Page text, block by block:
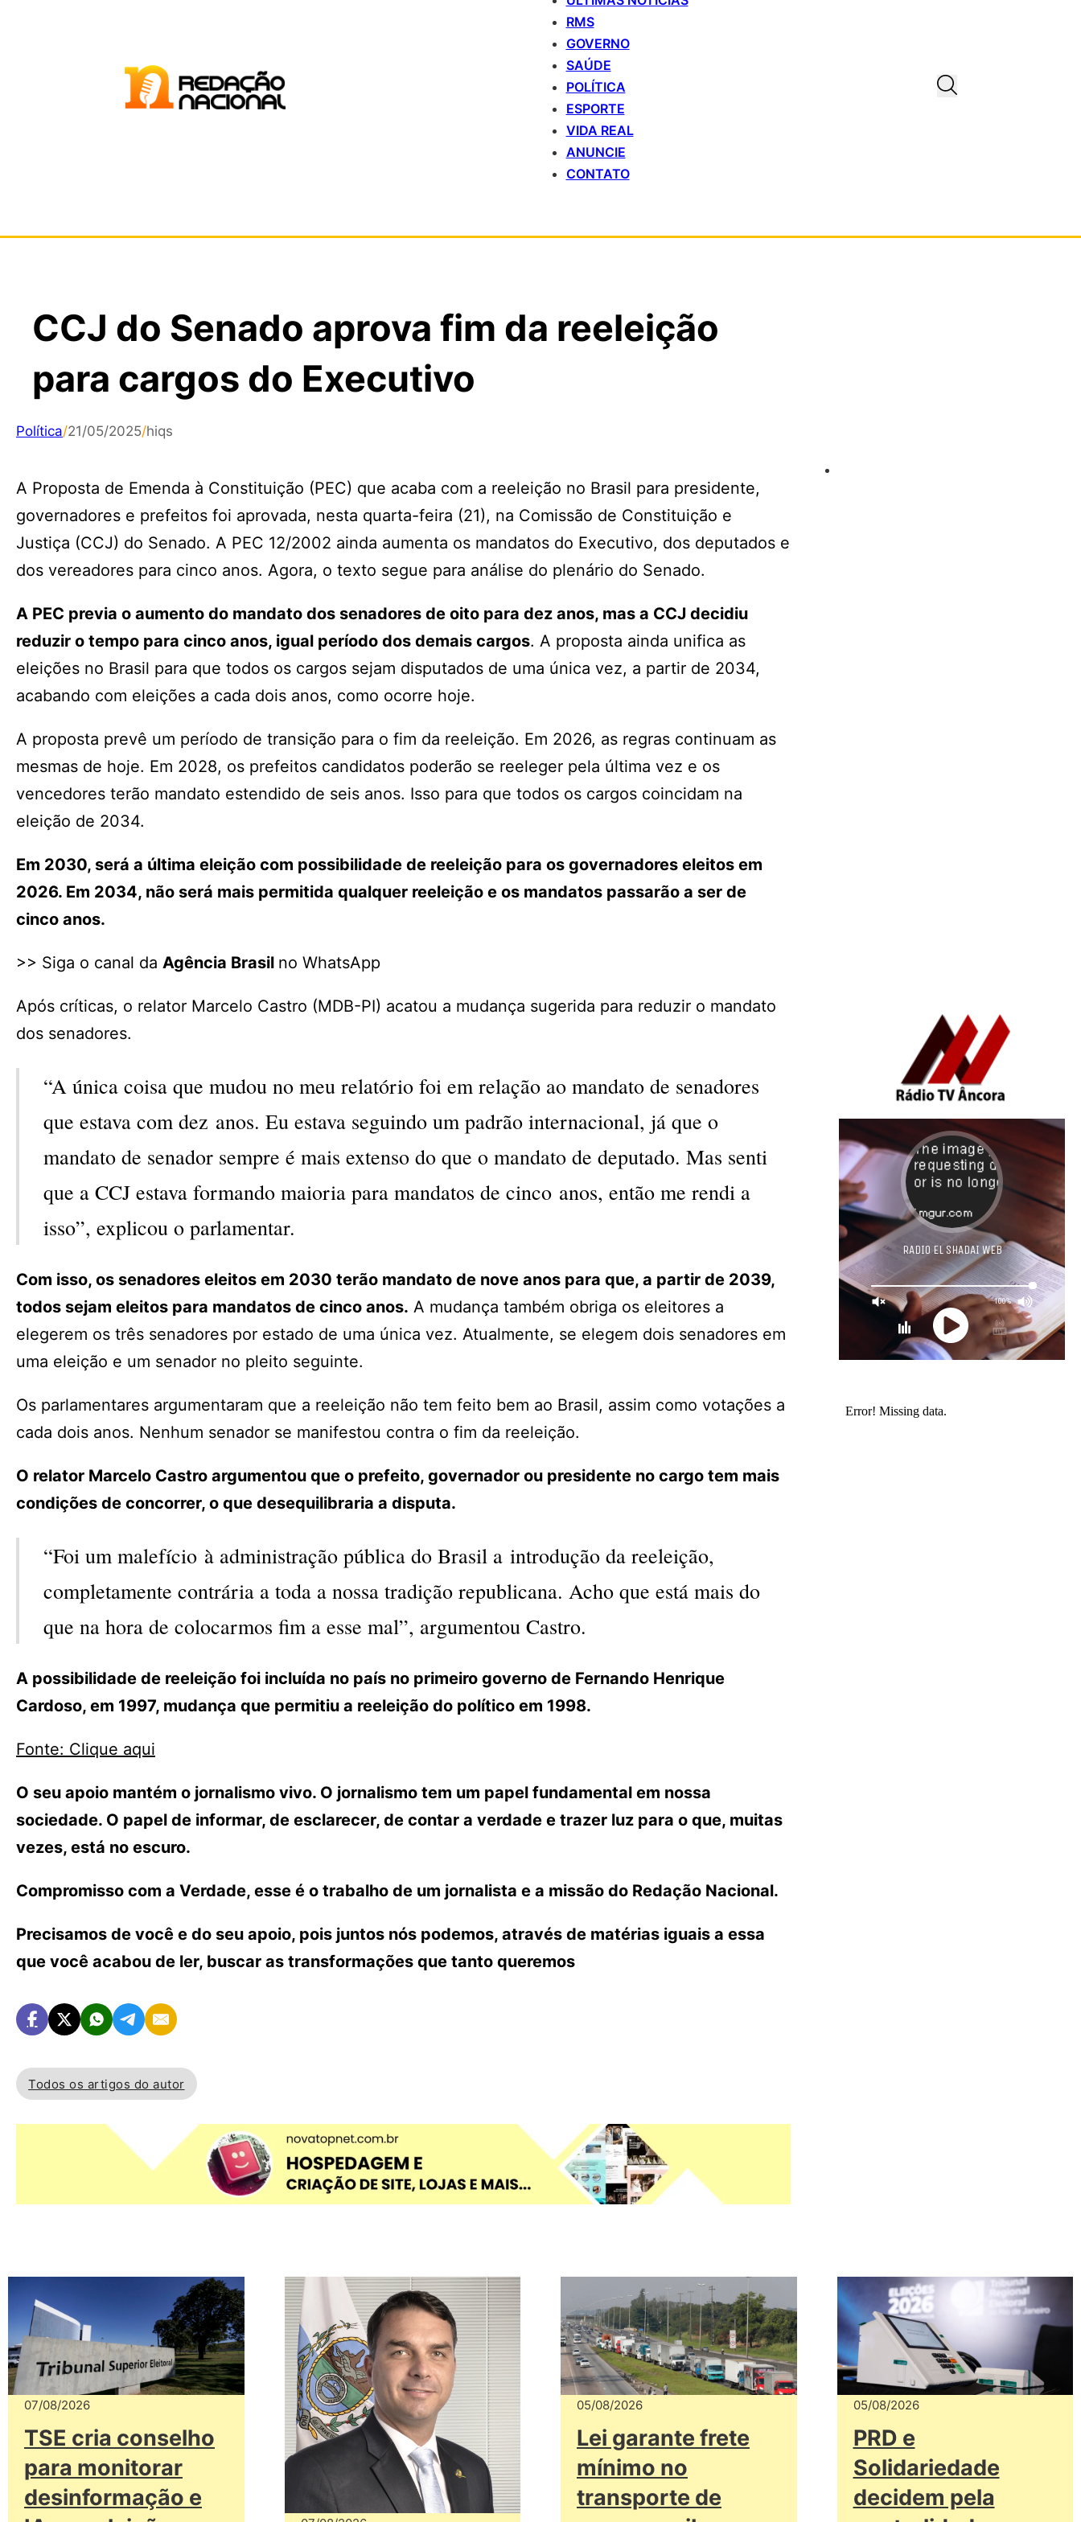
RMS
GOVERNO
SAÚDE
POLÍTICA
ESPORTE
VIDA REAL
ANUNCIE
CONTATO
CCJ do Senado aprova fim da reeleição
para cargos do Executivo
Política/21/05/2025/hiqs
A Proposta de Emenda à Constituição (PEC) que acaba com a reeleição no Brasil para presidente,
governadores e prefeitos foi aprovada, nesta quarta-feira (21), na Comissão de Constituição e
Justiça (CCJ) do Senado. A PEC 12/2002 ainda aumenta os mandatos do Executivo, dos deputados e
dos vereadores para cinco anos. Agora, o texto segue para análise do plenário do Senado.
A PEC previa o aumento do mandato dos senadores de oito para dez anos, mas a CCJ decidiu
reduzir o tempo para cinco anos, igual período dos demais cargos. A proposta ainda unifica as
eleições no Brasil para que todos os cargos sejam disputados de uma única vez, a partir de 2034,
acabando com eleições a cada dois anos, como ocorre hoje.
A proposta prevê um período de transição para o fim da reeleição. Em 2026, as regras continuam as
mesmas de hoje. Em 2028, os prefeitos candidatos poderão se reeleger pela última vez e os
vencedores terão mandato estendido de seis anos. Isso para que todos os cargos coincidam na
eleição de 2034.
Em 2030, será a última eleição com possibilidade de reeleição para os governadores eleitos em
2026. Em 2034, não será mais permitida qualquer reeleição e os mandatos passarão a ser de
cinco anos.
>> Siga o canal da Agência Brasil no WhatsApp
Após críticas, o relator Marcelo Castro (MDB-PI) acatou a mudança sugerida para reduzir o mandato
dos senadores.
“A única coisa que mudou no meu relatório foi em relação ao mandato de senadores
que estava com dez anos. Eu estava seguindo um padrão internacional, já que o
mandato de senador sempre é mais extenso do que o mandato de deputado. Mas senti
que a CCJ estava formando maioria para mandatos de cinco anos, então me rendi a
isso”, explicou o parlamentar.
Com isso, os senadores eleitos em 2030 terão mandato de nove anos para que, a partir de 2039,
todos sejam eleitos para mandatos de cinco anos. A mudança também obriga os eleitores a
elegerem os três senadores por estado de uma única vez. Atualmente, se elegem dois senadores em
uma eleição e um senador no pleito seguinte.
Os parlamentares argumentaram que a reeleição não tem feito bem ao Brasil, assim como votações a
cada dois anos. Nenhum senador se manifestou contra o fim da reeleição.
O relator Marcelo Castro argumentou que o prefeito, governador ou presidente no cargo tem mais
condições de concorrer, o que desequilibraria a disputa.
“Foi um malefício à administração pública do Brasil a introdução da reeleição,
completamente contrária a toda a nossa tradição republicana. Acho que está mais do
que na hora de colocarmos fim a esse mal”, argumentou Castro.
A possibilidade de reeleição foi incluída no país no primeiro governo de Fernando Henrique
Cardoso, em 1997, mudança que permitiu a reeleição do político em 1998.
Fonte: Clique aqui
O seu apoio mantém o jornalismo vivo. O jornalismo tem um papel fundamental em nossa
sociedade. O papel de informar, de esclarecer, de contar a verdade e trazer luz para o que, muitas
vezes, está no escuro.
Compromisso com a Verdade, esse é o trabalho de um jornalista e a missão do Redação Nacional.
Precisamos de você e do seu apoio, pois juntos nós podemos, através de matérias iguais a essa
que você acabou de ler, buscar as transformações que tanto queremos
Todos os artigos do autor
07/08/2026
TSE cria conselho
para monitorar
desinformação e
05/08/2026
Lei garante frete
mínimo no
transporte de
05/08/2026
PRD e
Solidariedade
decidem pela